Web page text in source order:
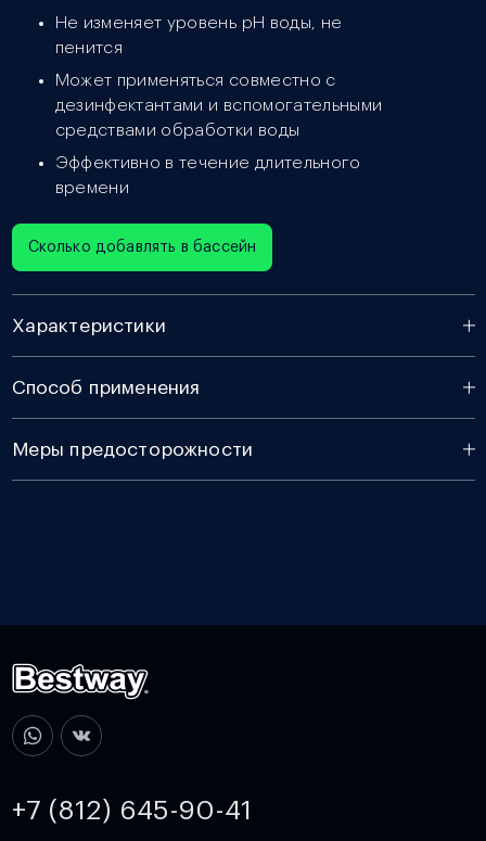
Не изменяет уровень рН воды, не
пенится
Может применяться совместно с
дезинфектантами и вспомогательными
средствами обработки воды
Эффективно в течение длительного
времени
Сколько добавлять в бассейн
Характеристики
Способ применения
Меры предосторожности
+7 (812) 645-90-41